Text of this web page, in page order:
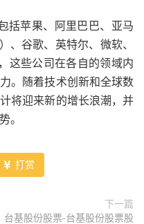
括苹果、阿里巴巴、亚马
、谷歌、英特尔、微软、
这些公司在各自的领域内
。随着技术创新和全球数
将迎来新的增长浪潮，并
。
打赏
下一篇
台基股份股票-台基股份股票股